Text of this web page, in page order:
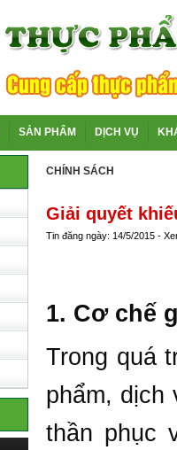
SẢN PHẨM DỊCH VỤ
CHÍNH SÁCH
Giải quyết
Tin đăng ngày: 14/5/2015 -
1. Cơ chế
Trong quá
phẩm, dịch
thần phục